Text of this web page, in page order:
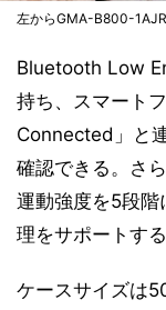
左からGMA-B800-
Bluetooth Low
持ち、スマート
Connected」と
確認できる。さ
運動強度を5段階
理をサポートする
ケースサイズは